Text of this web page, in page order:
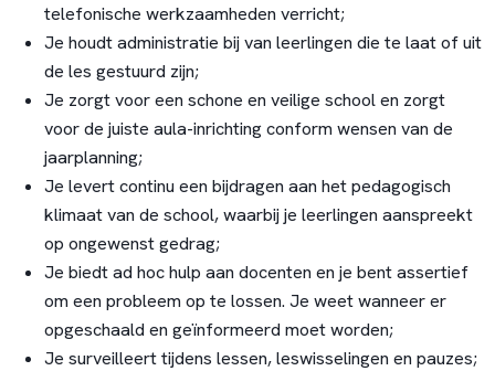
telefonische werkzaamheden verricht;
Je houdt administratie bij van leerlingen die te laat of uit
de les gestuurd zijn;
Je zorgt voor een schone en veilige school en zorgt
voor de juiste aula-inrichting conform wensen van de
jaarplanning;
Je levert continu een bijdragen aan het pedagogisch
klimaat van de school, waarbij je leerlingen aanspreekt
op ongewenst gedrag;
Je biedt ad hoc hulp aan docenten en je bent assertief
om een probleem op te lossen. Je weet wanneer er
opgeschaald en geïnformeerd moet worden;
Je surveilleert tijdens lessen, leswisselingen en pauzes;